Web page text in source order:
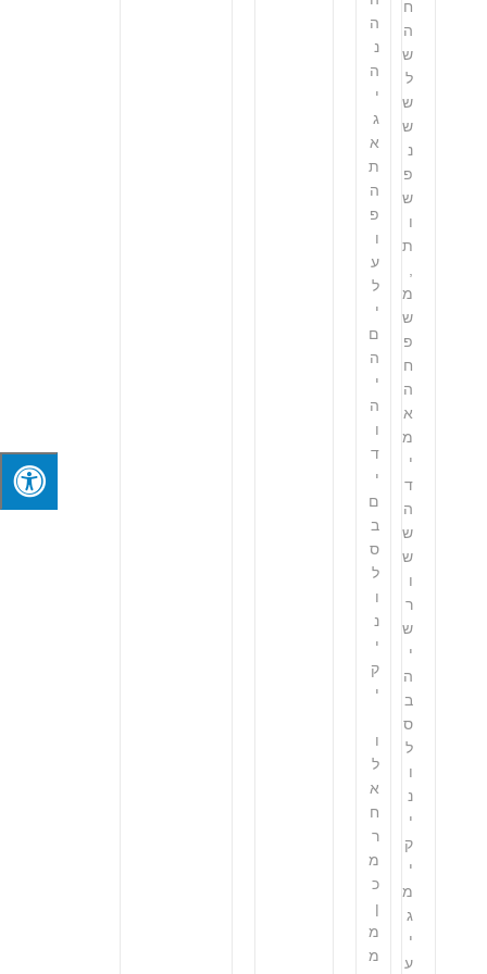
ח
ה
ש
ל
ש
ש
נ
פ
ש
ו
ת
מ
ש
פ
ח
ה
א
מ
י
ד
ה
ש
ש
ו
ר
ש
י
ה
ב
ס
ל
ו
נ
י
ק
י
מ
ג
י
ע
ה
נ
ה
י
ג
א
ת
ה
פ
ו
ע
ל
י
ם
ה
י
ה
ו
ד
י
ם
ב
ס
ל
ו
נ
י
ק
י
ו
ל
א
ח
ר
מ
כ
ן
מ
מ